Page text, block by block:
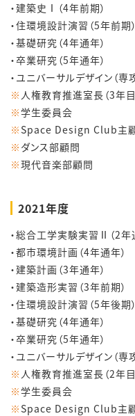
・建築史Ⅰ（4年前期）
・住環境設計演習（5年前期）
・基礎研究（4年通年）
・卒業研究（5年通年）
・ユニバーサルデザイン（専
※ 人権教育推進室長（3年目
※ 学生委員会
※ Space Design Club主
※ ダンス部顧問
※現代音楽部顧問
2021年度
・総合工学実験実習Ⅱ（2年
・都市環境計画（4年通年）
・建築計画（3年通年）
・建築造形実習（3年前期）
・住環境設計演習（5年後期）
・基礎研究（4年通年）
・卒業研究（5年通年）
・ユニバーサルデザイン（専
※ 人権教育推進室長（2年目
※ 学生委員会
※ Space Design Club主